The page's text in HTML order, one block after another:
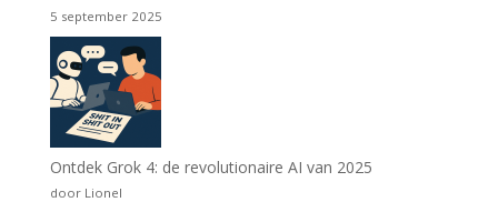
5 september 2025
Ontdek Grok 4: de revolutionaire AI van 2025
door Lionel